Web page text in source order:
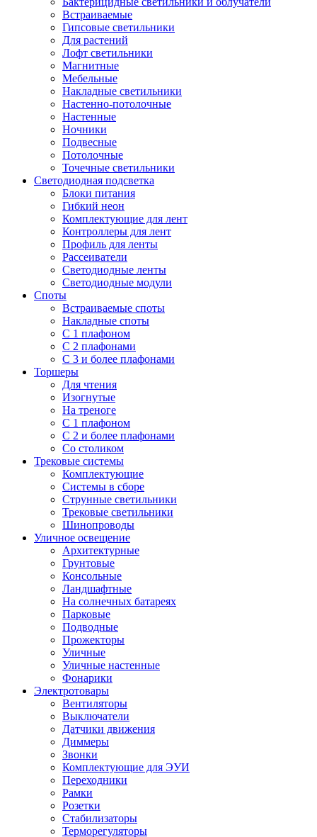
Встраиваемые
Гипсовые светильники
Для растений
Лофт светильники
Магнитные
Мебельные
Накладные светильники
Настенно-потолочные
Настенные
Ночники
Подвесные
Потолочные
Точечные светильники
Светодиодная подсветка
Блоки питания
Гибкий неон
Комплектующие для лент
Контроллеры для лент
Профиль для ленты
Рассеиватели
Светодиодные ленты
Светодиодные модули
Споты
Встраиваемые споты
Накладные споты
С 1 плафоном
С 2 плафонами
С 3 и более плафонами
Торшеры
Для чтения
Изогнутые
На треноге
С 1 плафоном
С 2 и более плафонами
Со столиком
Трековые системы
Комплектующие
Системы в сборе
Струнные светильники
Трековые светильники
Шинопроводы
Уличное освещение
Архитектурные
Грунтовые
Консольные
Ландшафтные
На солнечных батареях
Парковые
Подводные
Прожекторы
Уличные
Уличные настенные
Фонарики
Электротовары
Вентиляторы
Выключатели
Датчики движения
Диммеры
Звонки
Комплектующие для ЭУИ
Переходники
Рамки
Розетки
Стабилизаторы
Терморегуляторы